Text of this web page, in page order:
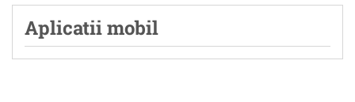
Aplicatii mobil